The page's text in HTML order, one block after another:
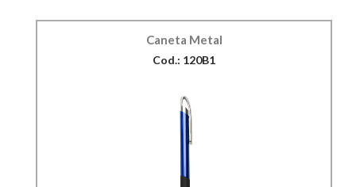
Caneta Metal
Cod.: 120B1